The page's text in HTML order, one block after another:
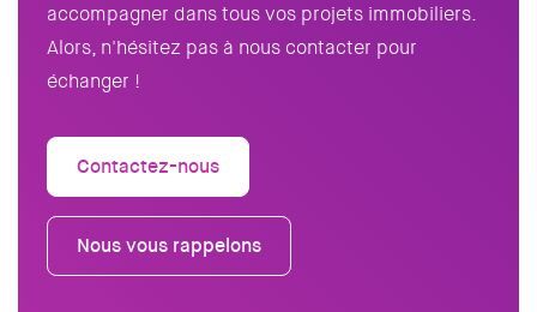
accompagner dans tous vos projets immobiliers.
Alors, n'hésitez pas à nous contacter pour
échanger !
Contactez-nous
Nous vous rappelons